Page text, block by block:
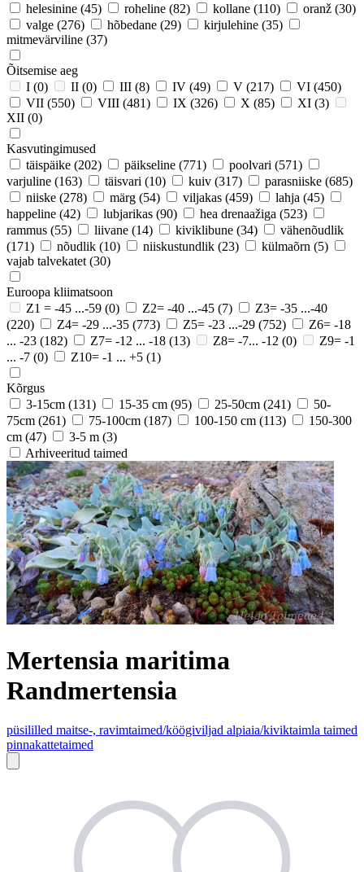
helesinine (45) roheline (82) kollane (110) oranž (30)
valge (276) hõbedane (29) kirjulehine (35)
mitmevärviline (37)
Õitsemise aeg
I (0) II (0) III (8) IV (49) V (217) VI (450)
VII (550) VIII (481) IX (326) X (85) XI (3)
XII (0)
Kasvutingimused
täispäike (202) päikseline (771) poolvari (571)
varjuline (163) täisvari (10) kuiv (317) parasniiske (685)
niiske (278) märg (54) viljakas (459) lahja (45)
happeline (42) lubjarikas (90) hea drenaažiga (523)
rammus (55) liivane (14) kiviklibune (34)
vähenõudlik
(171)
nõudlik (10) niiskustundlik (23) külmaõrn (5)
vajab talvekatet (30)
Euroopa kliimatsoon
Z1 = -45 ...-59 (0) Z2= -40 ...-45 (7)
Z3= -35 ...-40
(220)
Z4= -29 ...-35 (773) Z5= -23 ...-29 (752)
Z6= -18
... -23 (182) Z7= -12 ... -18 (13) Z8= -7... -12 (0)
Z9= -1
... -7 (0) Z10= -1 ... +5 (1)
Kõrgus
3-15cm (131) 15-35 cm (95) 25-50cm (241)
50-
75cm (261) 75-100cm (187) 100-150 cm (113)
150-300
cm (47) 3-5 m (3)
Arhiveeritud taimed
Mertensia maritima
Randmertensia
püsililled maitse-, ravimtaimed/köögiviljad alpiaia/kiviktaimla taimed
pinnakattetaimed